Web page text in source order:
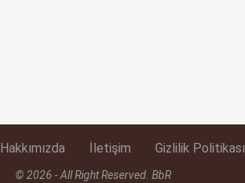
Hakkımızda İletişim Gizlilik Politikası
© 2026 - All Right Reserved. BbR